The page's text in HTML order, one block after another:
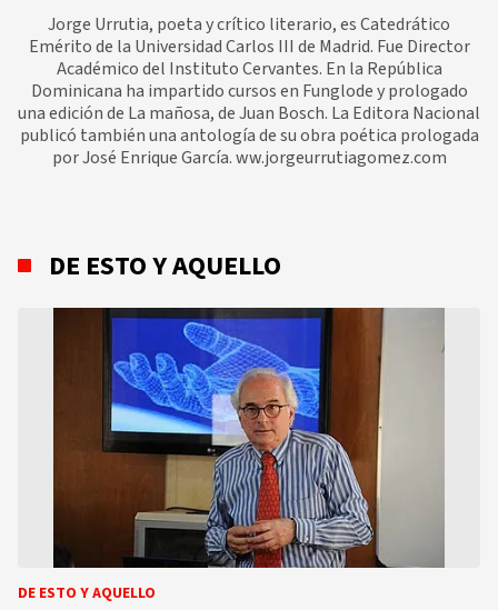
Jorge Urrutia, poeta y crítico literario, es Catedrático
Emérito de la Universidad Carlos III de Madrid. Fue Director
Académico del Instituto Cervantes. En la República
Dominicana ha impartido cursos en Funglode y prologado
una edición de La mañosa, de Juan Bosch. La Editora Nacional
publicó también una antología de su obra poética prologada
por José Enrique García. ww.jorgeurrutiagomez.com
DE ESTO Y AQUELLO
DE ESTO Y AQUELLO